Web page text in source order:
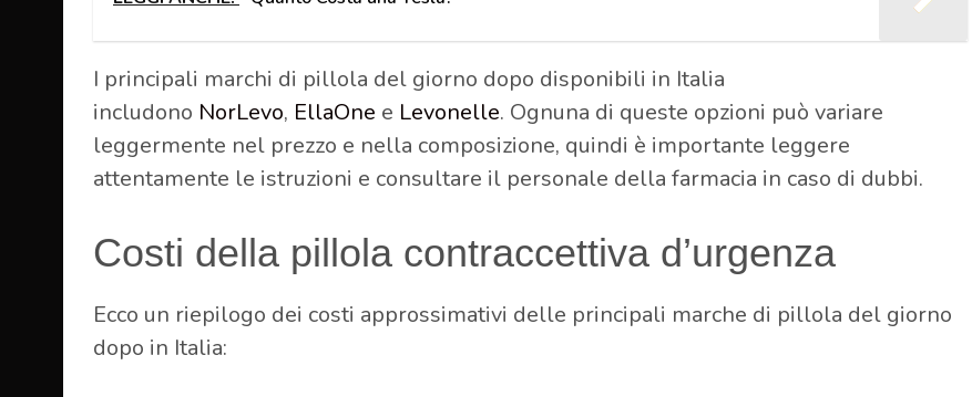
I principali marchi di pillola del giorno dopo disponibili in Italia
includono NorLevo, EllaOne e Levonelle. Ognuna di queste opzioni può variare
leggermente nel prezzo e nella composizione, quindi è importante leggere
attentamente le istruzioni e consultare il personale della farmacia in caso di dubbi.
Costi della pillola contraccettiva d’urgenza
Ecco un riepilogo dei costi approssimativi delle principali marche di pillola del giorno
dopo in Italia: